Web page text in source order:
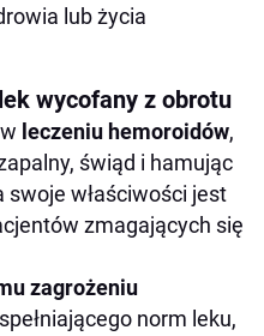
lub życia
wycofany z obrotu
leczeniu hemoroidów,
świąd i hamując
swoje właściwości jest
zmagających się
zagrożeniu
norm leku,